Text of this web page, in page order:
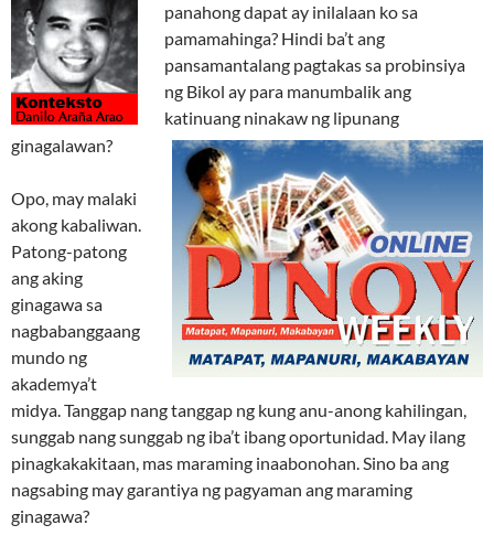
panahong dapat ay inilalaan ko sa
pamamahinga? Hindi ba’t ang
pansamantalang pagtakas sa probinsiya
ng Bikol ay para manumbalik ang
katinuang ninakaw ng lipunang
ginagalawan?
Opo, may malaki
akong kabaliwan.
Patong-patong
ang aking
ginagawa sa
nagbabanggaang
mundo ng
akademya’t
midya. Tanggap nang tanggap ng kung anu-anong kahilingan,
sunggab nang sunggab ng iba’t ibang oportunidad. May ilang
pinagkakakitaan, mas maraming inaabonohan. Sino ba ang
nagsabing may garantiya ng pagyaman ang maraming
ginagawa?